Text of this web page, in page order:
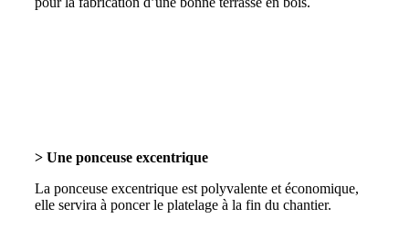
> Une ponceuse excentrique
La ponceuse excentrique est polyvalente et économique,
elle servira à poncer le platelage à la fin du chantier.